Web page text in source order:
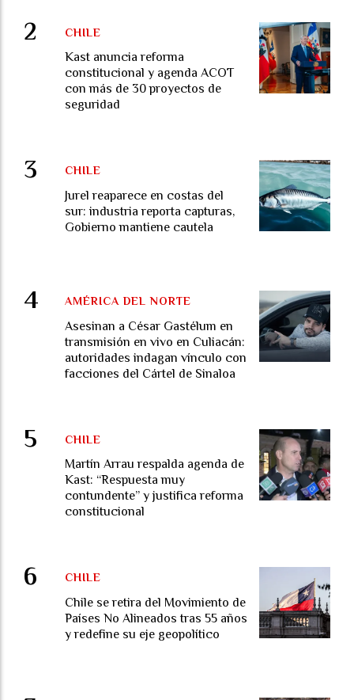
Kast anuncia reforma
constitucional y agenda ACOT
con más de 30 proyectos de
seguridad
CHILE
Jurel reaparece en costas del
sur: industria reporta capturas,
Gobierno mantiene cautela
CHILE
Asesinan a César Gastélum en
transmisión en vivo en Culiacán:
autoridades indagan vínculo con
facciones del Cártel de Sinaloa
AMÉRICA DEL NORTE
Martín Arrau respalda agenda de
Kast: “Respuesta muy
contundente” y justifica reforma
constitucional
CHILE
Chile se retira del Movimiento de
Países No Alineados tras 55 años
y redefine su eje geopolítico
CHILE